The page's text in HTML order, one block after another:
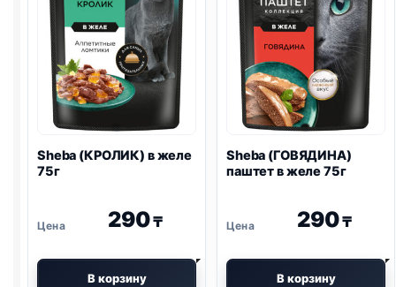
Sheba (КРОЛИК) в желе
75г
290₸
В корзину
Sheba (ГОВЯДИНА)
паштет в желе 75г
290₸
В корзину